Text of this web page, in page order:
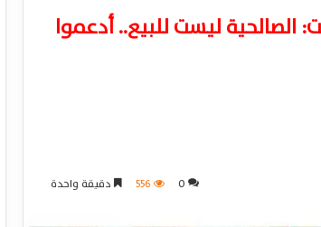
ليست للبيع.. أدعموا
0
556 دقيقة واحدة